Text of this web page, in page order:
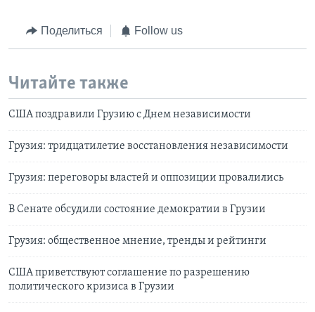
Поделиться Follow us
Читайте также
США поздравили Грузию с Днем независимости
Грузия: тридцатилетие восстановления независимости
Грузия: переговоры властей и оппозиции провалились
В Сенате обсудили состояние демократии в Грузии
Грузия: общественное мнение, тренды и рейтинги
США приветствуют соглашение по разрешению
политического кризиса в Грузии